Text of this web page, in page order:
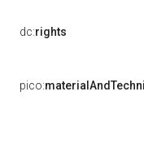
dc:rights
pico: